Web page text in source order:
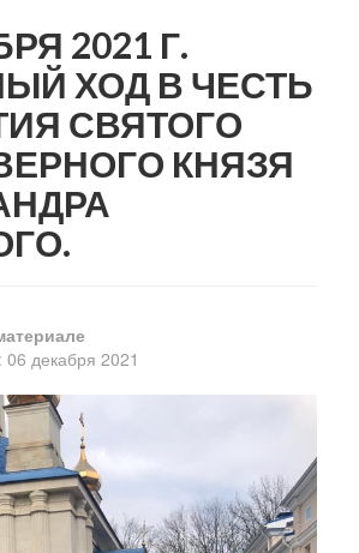
2021 Г.
ХОД В ЧЕСТЬ
СВЯТОГО
КНЯЗЯ
декабря 2021